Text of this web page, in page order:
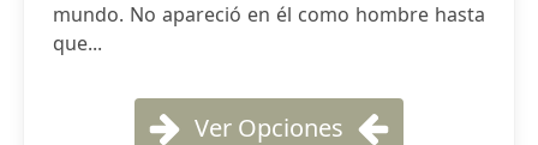
mundo. No apareció en él como hombre hasta
que...
Ver Opciones